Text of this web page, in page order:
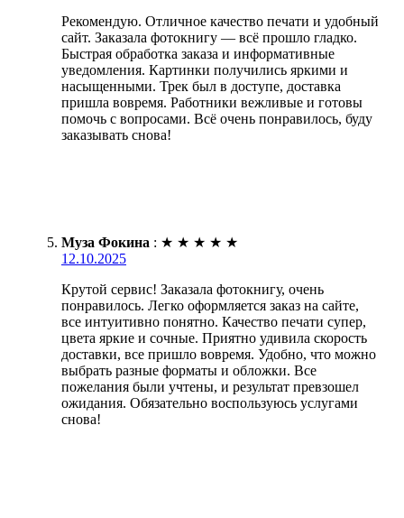
Рекомендую. Отличное качество печати и удобный
сайт. Заказала фотокнигу — всё прошло гладко.
Быстрая обработка заказа и информативные
уведомления. Картинки получились яркими и
насыщенными. Трек был в доступе, доставка
пришла вовремя. Работники вежливые и готовы
помочь с вопросами. Всё очень понравилось, буду
заказывать снова!
Муза Фокина : ★ ★ ★ ★ ★
12.10.2025
Крутой сервис! Заказала фотокнигу, очень
понравилось. Легко оформляется заказ на сайте,
все интуитивно понятно. Качество печати супер,
цвета яркие и сочные. Приятно удивила скорость
доставки, все пришло вовремя. Удобно, что можно
выбрать разные форматы и обложки. Все
пожелания были учтены, и результат превзошел
ожидания. Обязательно воспользуюсь услугами
снова!